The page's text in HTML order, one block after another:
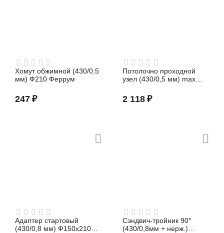
Хомут обжимной (430/0,5
мм) Ф210 Феррум
247 ₽
Потолочно проходной
узел (430/0,5 мм) max
2 118 ₽
Адаптер стартовый
(430/0,8 мм) Ф150х210
Сэндвич-тройник 90°
(430/0,8мм + нерж.)